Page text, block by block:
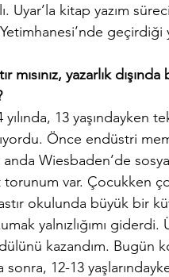
Uyar’la kitap yazım
geçirdiği
mısınız, yazarlık
13 yaşındayken
Önce endüstri
Wiesbaden’de
torunum var. Çocukken
okulunda büyük bir
yalnızlığımı giderdi.
kazandım.
sonra, 12-13